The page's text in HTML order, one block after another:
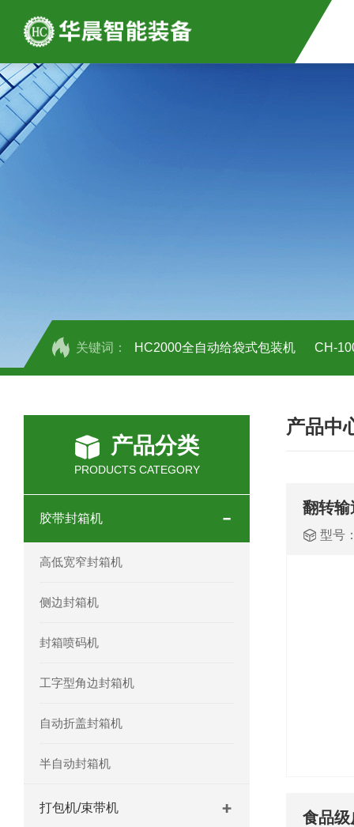
关键词： HC2000全自动给袋式包装机 CH-
产品分类
PRODUCTS CATEGORY
胶带封箱机
高低宽窄封箱机
侧边封箱机
封箱喷码机
工字型角边封箱机
自动折盖封箱机
半自动封箱机
打包机/束带机
产品中
翻转输
型号
食品级